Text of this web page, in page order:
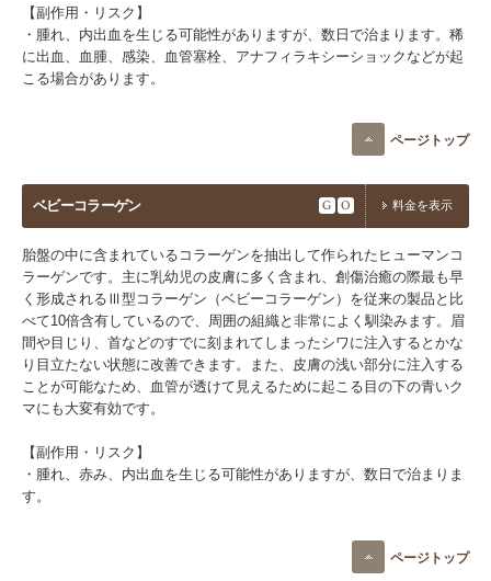
【副作用・リスク】​
・腫れ、内出血を生じる可能性がありますが、数日で治まります。​稀
に出血、血腫、感染、血管塞栓、アナフィラキシーショックなどが起
こる場合があります。​
ページトップ
ベビーコラーゲン G O 料金を表示
胎盤の中に含まれているコラーゲンを抽出して作られたヒューマンコ
ラーゲンです。主に乳幼児の皮膚に多く含まれ、創傷治癒の際最も早
く形成されるⅢ型コラーゲン（ベビーコラーゲン）を従来の製品と比
べて10倍含有しているので、周囲の組織と非常によく馴染みます。眉
間や目じり、首などのすでに刻まれてしまったシワに注入するとかな
り目立たない状態に改善できます。また、皮膚の浅い部分に注入する
ことが可能なため、血管が透けて見えるために起こる目の下の青いク
マにも大変有効です。
【副作用・リスク】​
・腫れ、赤み、内出血を生じる可能性がありますが、数日で治まりま
す。​
ページトップ